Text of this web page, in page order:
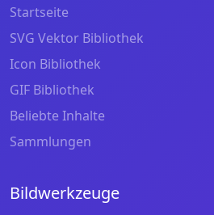
Startseite
SVG Vektor Bibliothek
Icon Bibliothek
GIF Bibliothek
Beliebte Inhalte
Sammlungen
Bildwerkzeuge